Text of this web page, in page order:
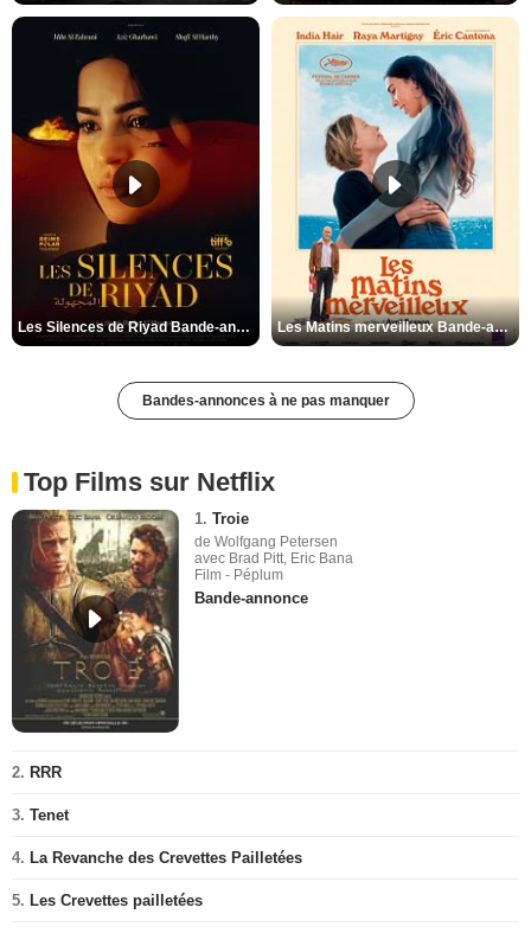
Les Silences de Riyad Bande-annonce VO STFR Les Matins merveilleux Bande-annonce VF
Bandes-annonces à ne pas manquer
Top Films sur Netflix
1. Troie
de Wolfgang Petersen
avec Brad Pitt, Eric Bana
Film - Péplum
Bande-annonce
2. RRR
3. Tenet
4. La Revanche des Crevettes Pailletées
5. Les Crevettes pailletées